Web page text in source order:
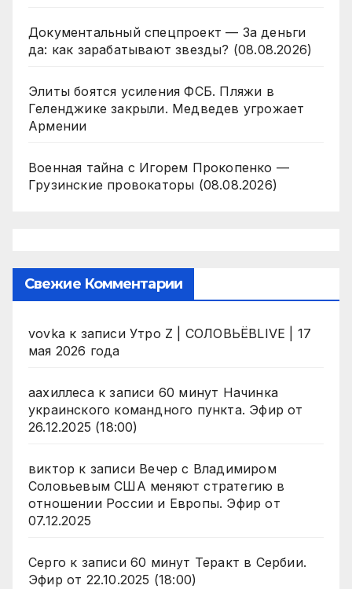
Документальный спецпроект — За деньги
да: как зарабатывают звезды? (08.08.2026)
Элиты боятся усиления ФСБ. Пляжи в
Геленджике закрыли. Медведев угрожает
Армении
Военная тайна с Игорем Прокопенко —
Грузинские провокаторы (08.08.2026)
Свежие Комментарии
vovka к записи Утро Z | СОЛОВЬЁВLIVE | 17
мая 2026 года
аахиллесак записи 60 минут Начинка
украинского командного пункта. Эфир от
26.12.2025 (18:00)
виктор к записи Вечер с Владимиром
Соловьевым США меняют стратегию в
отношении России и Европы. Эфир от
07.12.2025
Серго к записи 60 минут Теракт в Сербии.
Эфир от 22.10.2025 (18:00)